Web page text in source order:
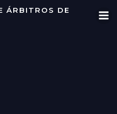
Saltar
ÁRBITROS DE